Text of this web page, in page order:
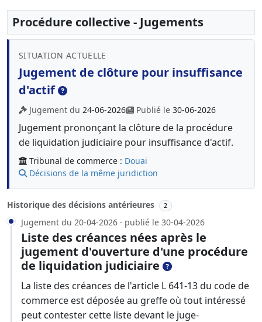
Procédure collective - Jugements
SITUATION ACTUELLE
Jugement de clôture pour insuffisance
d'actif
Jugement du 24-06-2026 Publié le 30-06-2026
Jugement prononçant la clôture de la procédure
de liquidation judiciaire pour insuffisance d'actif.
Tribunal de commerce : Douai
Décisions de la même juridiction
Historique des décisions antérieures 2
Jugement du 20-04-2026 · publié le 30-04-2026
Liste des créances nées après le
jugement d'ouverture d'une procédure
de liquidation judiciaire
La liste des créances de l'article L 641-13 du code de
commerce est déposée au greffe où tout intéressé
peut contester cette liste devant le juge-